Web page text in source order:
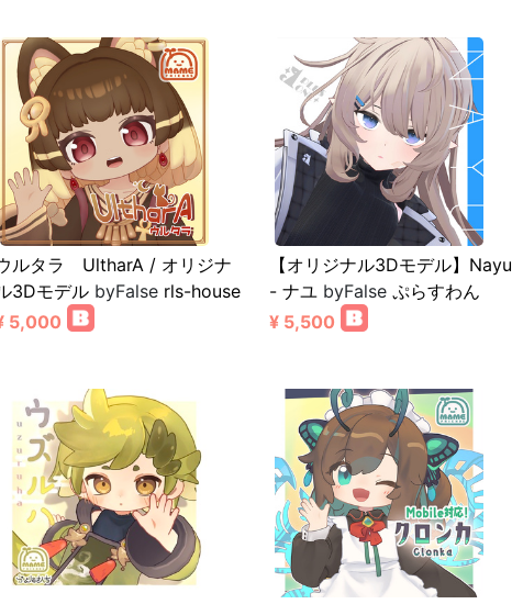
ルタラ UltharA / オリジナ
3Dモデル byFalse rls-house
5,000
【オリジナル3Dモデル】Nayu
- ナユ byFalse ぷらすわん
¥ 5,500